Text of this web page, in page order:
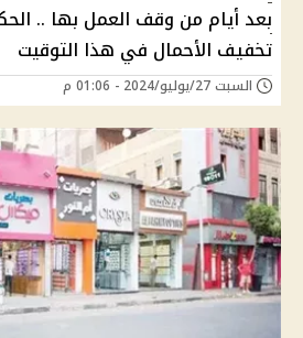
بعد أيام من وقف العمل بها ..
تخفيف الأحمال في هذا التوقيت
السبت 27/يوليو/2024 - 01:06 م